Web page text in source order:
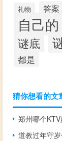
礼物 答案
自己的
谜底
都是
猜你想看的文
郑州哪个
道教过年守